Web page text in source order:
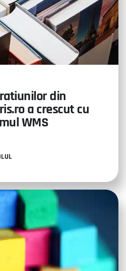
din
a crescut cu
WMS